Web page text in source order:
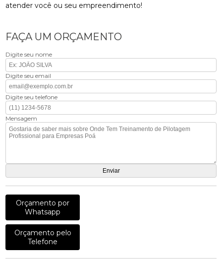
atender você ou seu empreendimento!
FAÇA UM ORÇAMENTO
Digite seu nome
Digite seu email
Digite seu telefone
Mensagem
Orçamento por
Whatsapp
Orçamento pelo
Telefone